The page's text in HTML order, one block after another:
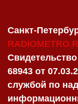
Санкт-
68943 от
службой по